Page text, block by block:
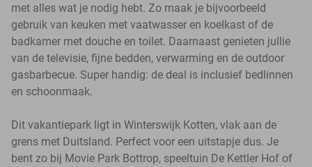
met alles wat je nodig hebt. Zo maak je bijvoorbeeld
gebruik van keuken met vaatwasser en koelkast of de
badkamer met douche en toilet. Daarnaast genieten jullie
van de televisie, fijne bedden, verwarming en de outdoor
gasbarbecue. Super handig: de deal is inclusief bedlinnen
en schoonmaak.
Dit vakantiepark ligt in Winterswijk Kotten, vlak aan de
grens met Duitsland. Perfect voor een uitstapje dus. Je
bent zo bij Movie Park Bottrop, speeltuin De Kettler Hof of